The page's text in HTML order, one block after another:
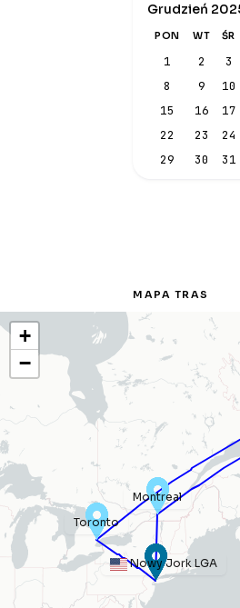
Grudzień
PON WT ŚR
1 2 3
8
9 10
15
16 17
22
23 24
29
30 31
MAPA TRAS
Nowy Jork LGA
Montreal
Toronto
+
−